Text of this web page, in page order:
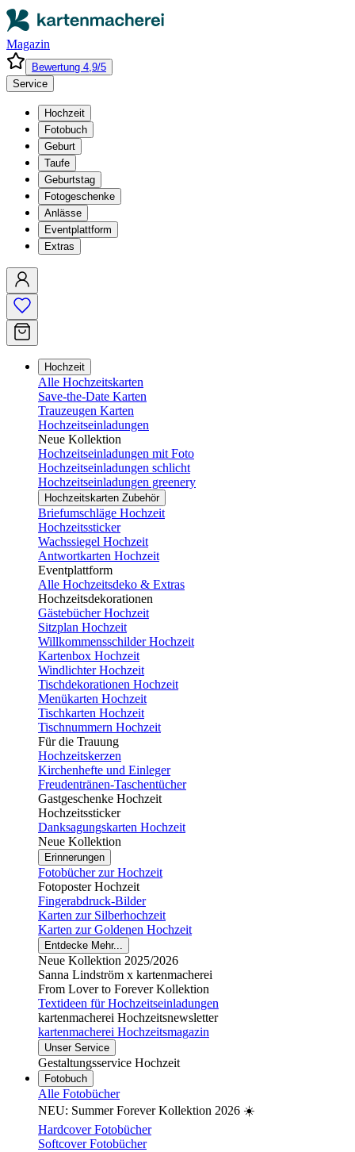
Magazin
Bewertung 4,9/5
Service
Hochzeit
Fotobuch
Geburt
Taufe
Geburtstag
Fotogeschenke
Anlässe
Eventplattform
Extras
Hochzeit
Alle Hochzeitskarten
Save-the-Date Karten
Trauzeugen Karten
Hochzeitseinladungen
Neue Kollektion
Hochzeitseinladungen mit Foto
Hochzeitseinladungen schlicht
Hochzeitseinladungen greenery
Hochzeitskarten Zubehör
Briefumschläge Hochzeit
Hochzeitssticker
Wachssiegel Hochzeit
Antwortkarten Hochzeit
Eventplattform
Alle Hochzeitsdeko & Extras
Hochzeitsdekorationen
Gästebücher Hochzeit
Sitzplan Hochzeit
Willkommensschilder Hochzeit
Kartenbox Hochzeit
Windlichter Hochzeit
Tischdekorationen Hochzeit
Menükarten Hochzeit
Tischkarten Hochzeit
Tischnummern Hochzeit
Für die Trauung
Hochzeitskerzen
Kirchenhefte und Einleger
Freudentränen-Taschentücher
Gastgeschenke Hochzeit
Hochzeitssticker
Danksagungskarten Hochzeit
Neue Kollektion
Erinnerungen
Fotobücher zur Hochzeit
Fotoposter Hochzeit
Fingerabdruck-Bilder
Karten zur Silberhochzeit
Karten zur Goldenen Hochzeit
Entdecke Mehr...
Neue Kollektion 2025/2026
Sanna Lindström x kartenmacherei
From Lover to Forever Kollektion
Textideen für Hochzeitseinladungen
kartenmacherei Hochzeitsnewsletter
kartenmacherei Hochzeitsmagazin
Unser Service
Gestaltungsservice Hochzeit
Fotobuch
Alle Fotobücher
NEU: Summer Forever Kollektion 2026 ☀️
Hardcover Fotobücher
Softcover Fotobücher